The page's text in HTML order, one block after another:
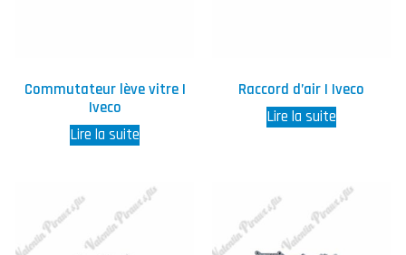
Commutateur lève vitre |
Iveco
Lire la suite
Raccord d’air | Iveco
Lire la suite